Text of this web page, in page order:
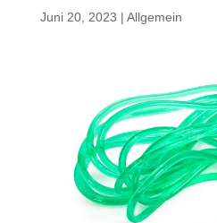
Juni 20, 2023 | Allgemein